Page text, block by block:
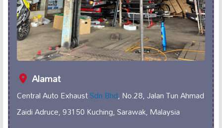
Alamat
Central Auto ExhaustSdn Bhd, No.28, Jalan Tun Ahmad
Zaidi Adruce, 93150 Kuching, Sarawak, Malaysia